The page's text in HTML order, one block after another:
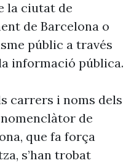
la ciutat de
de Barcelona o
públic a través
informació pública.
carrers i noms dels
de
que fa força
s’han trobat